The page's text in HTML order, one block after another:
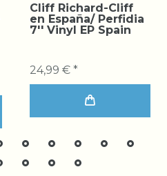
Cliff Richard-Cliff
en España/ Perfidia
7'' Vinyl EP Spain
24,99 € *